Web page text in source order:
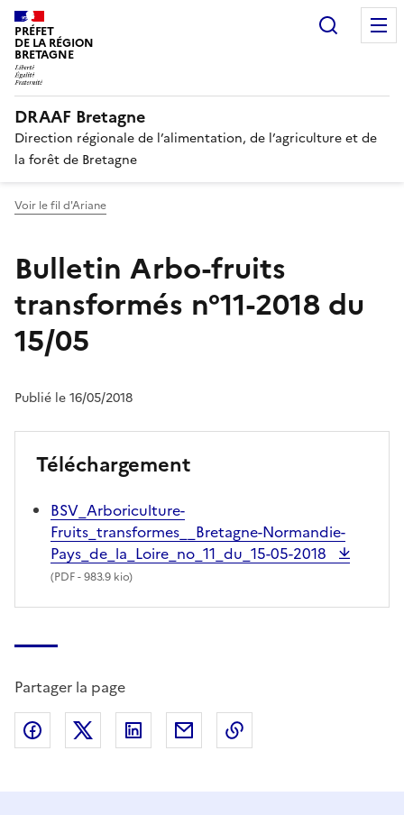
PRÉFET
DE LA RÉGION
BRETAGNE
DRAAF Bretagne
Direction régionale de l’alimentation, de l’agriculture et de
la forêt de Bretagne
Voir le fil d'Ariane
Bulletin Arbo-fruits
transformés n°11-2018 du
15/05
Publié le 16/05/2018
Téléchargement
BSV_Arboriculture-
Fruits_transformes__Bretagne-Normandie-
Pays_de_la_Loire_no_11_du_15-05-2018
(PDF- 983.9 kio)
Partager la page
Partager sur Facebook
Partager sur X (anciennement Twitter)
Partager sur LinkedIn
Partager par email